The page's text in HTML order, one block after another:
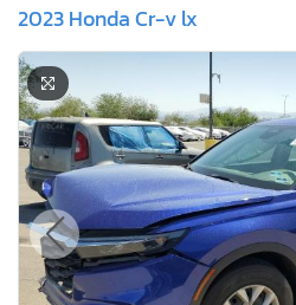
2023 Honda Cr-v lx